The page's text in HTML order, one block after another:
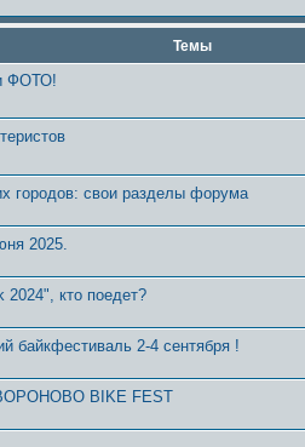
Темы
ФОТО!
городов: свои разделы форума
2025.
2024", кто поедет?
байкфестиваль 2-4 сентября !
BIKE FEST